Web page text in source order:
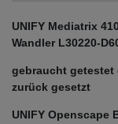
UNIFY Mediatrix
Wandler L30220-
gebraucht getestet
zurück gesetzt
UNIFY Openscape